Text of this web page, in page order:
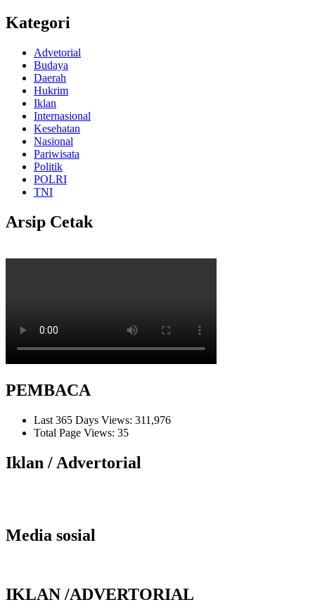
Kategori
Advetorial
Budaya
Daerah
Hukrim
Iklan
Internasional
Kesehatan
Nasional
Pariwisata
Politik
POLRI
TNI
Arsip Cetak
PEMBACA
Last 365 Days Views: 311,976
Total Page Views: 35
Iklan / Advertorial
Media sosial
IKLAN /ADVERTORIAL